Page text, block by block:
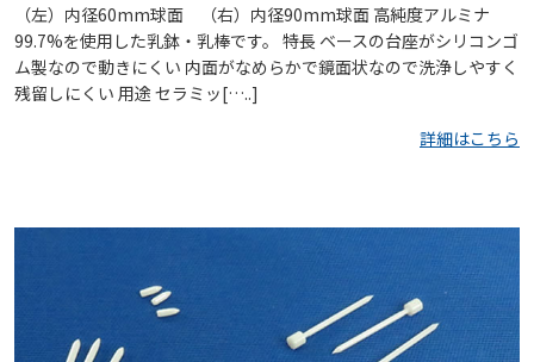
（左）内径60mm球面 （右）内径90mm球面 高純度アルミナ
99.7%を使用した乳鉢・乳棒です。 特長 ベースの台座がシリコンゴ
ム製なので動きにくい 内面がなめらかで鏡面状なので洗浄しやすく
残留しにくい 用途 セラミッ[…..]
詳細はこちら